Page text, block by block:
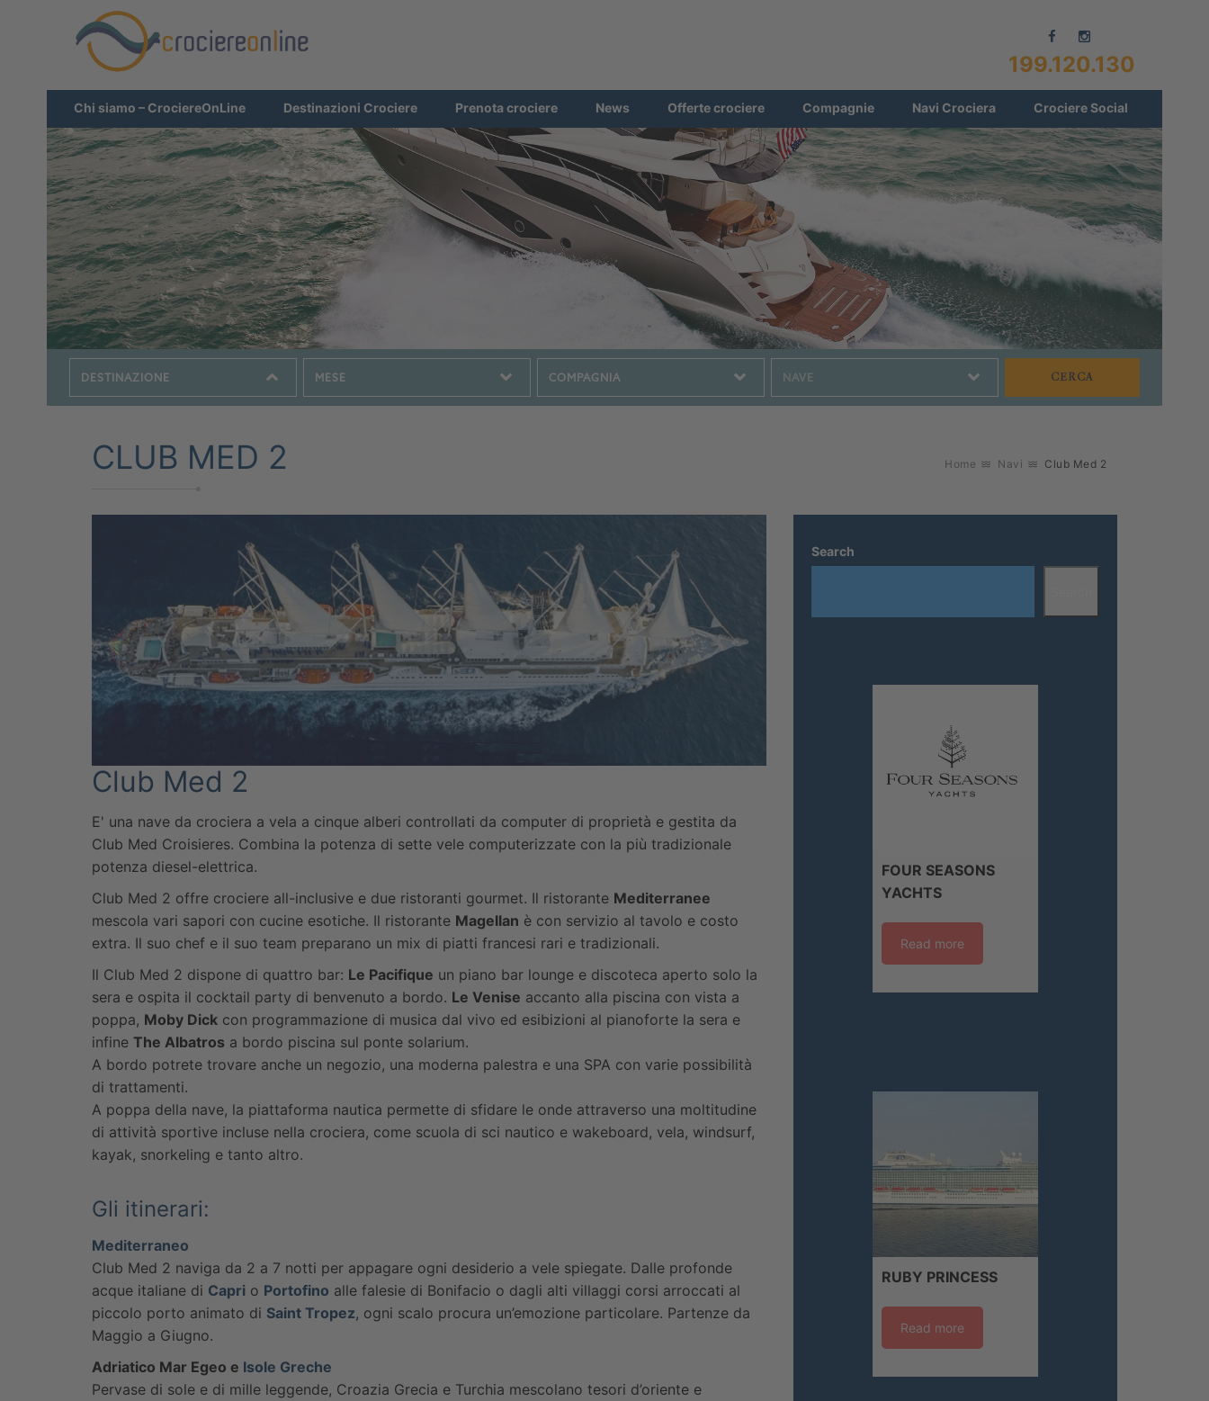
199.120.130
Chi siamo – CrociereOnLine Destinazioni Crociere Prenota crociere News Offerte crociere Compagnie Navi Crociera Crociere Social
CLUB MED 2 Home Navi Club Med 2
Club Med 2
E' una nave da crociera a vela a cinque alberi controllati da computer di proprietà e gestita da
Club Med Croisieres. Combina la potenza di sette vele computerizzate con la più tradizionale
potenza diesel-elettrica.
Club Med 2 offre crociere all-inclusive e due ristoranti gourmet. Il ristorante Mediterranee
mescola vari sapori con cucine esotiche. Il ristorante Magellan è con servizio al tavolo e costo
extra. Il suo chef e il suo team preparano un mix di piatti francesi rari e tradizionali.
Il Club Med 2 dispone di quattro bar: Le Pacifique un piano bar lounge e discoteca aperto solo la
sera e ospita il cocktail party di benvenuto a bordo. Le Venise accanto alla piscina con vista a
poppa, Moby Dick con programmazione di musica dal vivo ed esibizioni al pianoforte la sera e
infine The Albatros a bordo piscina sul ponte solarium.
A bordo potrete trovare anche un negozio, una moderna palestra e una SPA con varie possibilità
di trattamenti.
A poppa della nave, la piattaforma nautica permette di sfidare le onde attraverso una moltitudine
di attività sportive incluse nella crociera, come scuola di sci nautico e wakeboard, vela, windsurf,
kayak, snorkeling e tanto altro.
Gli itinerari:
Mediterraneo
Club Med 2 naviga da 2 a 7 notti per appagare ogni desiderio a vele spiegate. Dalle profonde
acque italiane di Capri o Portofino alle falesie di Bonifacio o dagli alti villaggi corsi arroccati al
piccolo porto animato di Saint Tropez, ogni scalo procura un’emozione particolare. Partenze da
Maggio a Giugno.
Adriatico Mar Egeo e Isole Greche
Pervase di sole e di mille leggende, Croazia Grecia e Turchia mescolano tesori d’oriente e
Search
FOUR SEASONS
YACHTS
Read more
RUBY PRINCESS
Read more